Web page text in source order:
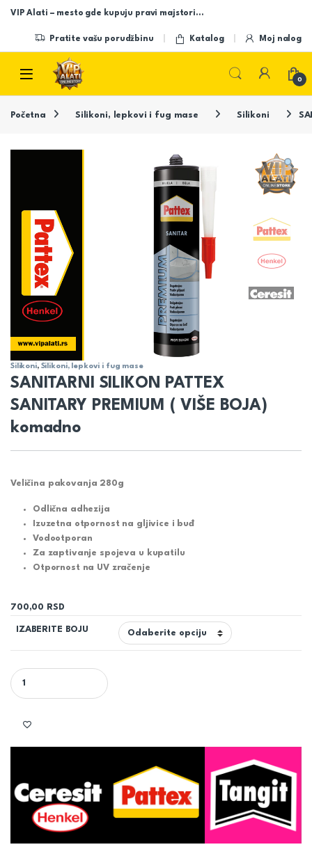
Skip to navigation
Skip to content
VIP Alati – mesto gde kupuju pravi majstori…
Pratite vašu porudžbinu Katalog Moj nalog
Open
0
Početna Silikoni, lepkovi i fug mase Silikoni
Silikoni, Silikoni, lepkovi i fug mase
SANITARNI SILIKON PATTEX
SANITARY PREMIUM ( VIŠE BOJA)
komadno
Veličina pakovanja 280g
Odlična adhezija
Izuzetna otpornost na gljivice i buđ
Vodootporan
Za zaptivanje spojeva u kupatilu
Otpornost na UV zračenje
700,00 RSD
IZABERITE BOJU
SANITARNI SILIKON PATTEX SANITARY PREMIUM ( VIŠE BOJA)